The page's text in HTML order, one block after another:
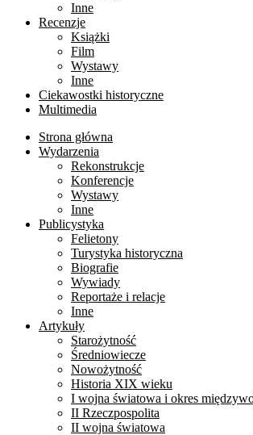
Inne
Recenzje
Książki
Film
Wystawy
Inne
Ciekawostki historyczne
Multimedia
Strona główna
Wydarzenia
Rekonstrukcje
Konferencje
Wystawy
Inne
Publicystyka
Felietony
Turystyka historyczna
Biografie
Wywiady
Reportaże i relacje
Inne
Artykuły
Starożytność
Średniowiecze
Nowożytność
Historia XIX wieku
I wojna światowa i okres
II Rzeczpospolita
II wojna światowa